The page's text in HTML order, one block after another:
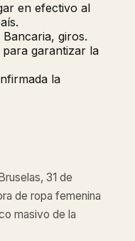
en efectivo al
giros.
garantizar la
la
31 de
de ropa femenina
masivo de la